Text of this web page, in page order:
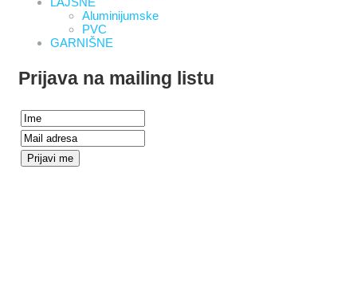
Aluminijumske
PVC
GARNIŠNE
Prijava na mailing listu